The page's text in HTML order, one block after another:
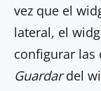
vez que el
lateral, el
configurar las
Guardardel